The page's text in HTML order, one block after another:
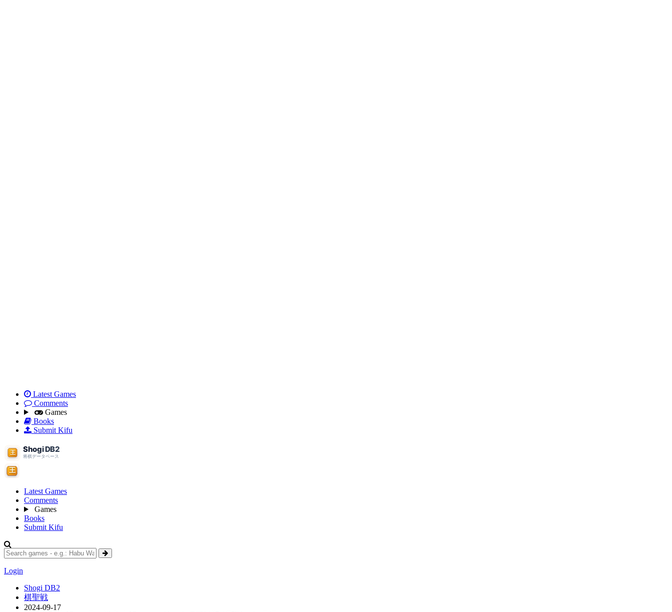
Latest Games
Comments
Games
Books
Submit Kifu
Latest Games
Comments
Games
Books
Submit Kifu
Login
Shogi DB2
棋聖戦
2024-09-17